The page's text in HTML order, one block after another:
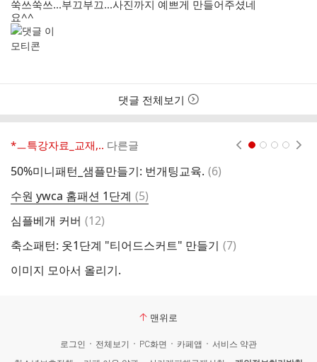
자
시
쑥쓰쑥쓰...부끄부끄...사진까지 예쁘게 만들어주셨네
요^^
댓글 전체보기
*ㅡ특강자료_교재,.. 다른글
50%미니패턴_샘플만들기: 번개팅교육. 댓
(6)
수원 ywca 홈패션 1단계 댓
글
(5)
심플베개 커버 댓
(12)
축소패턴: 옷1단계 "티어드스커트" 만들기 댓
(7)
이미지 모아서 올리기.
맨위로
로그인 전체보기 PC화면 카페앱
서비스 약관